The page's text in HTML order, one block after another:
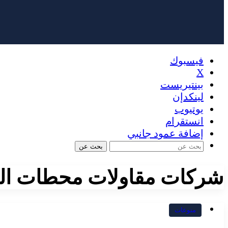
فيسبوك
X
بينتيريست
لينكدإن
يوتيوب
انستقرام
إضافة عمود جانبي
بحث عن
شركات مقاولات محطات
منوعات